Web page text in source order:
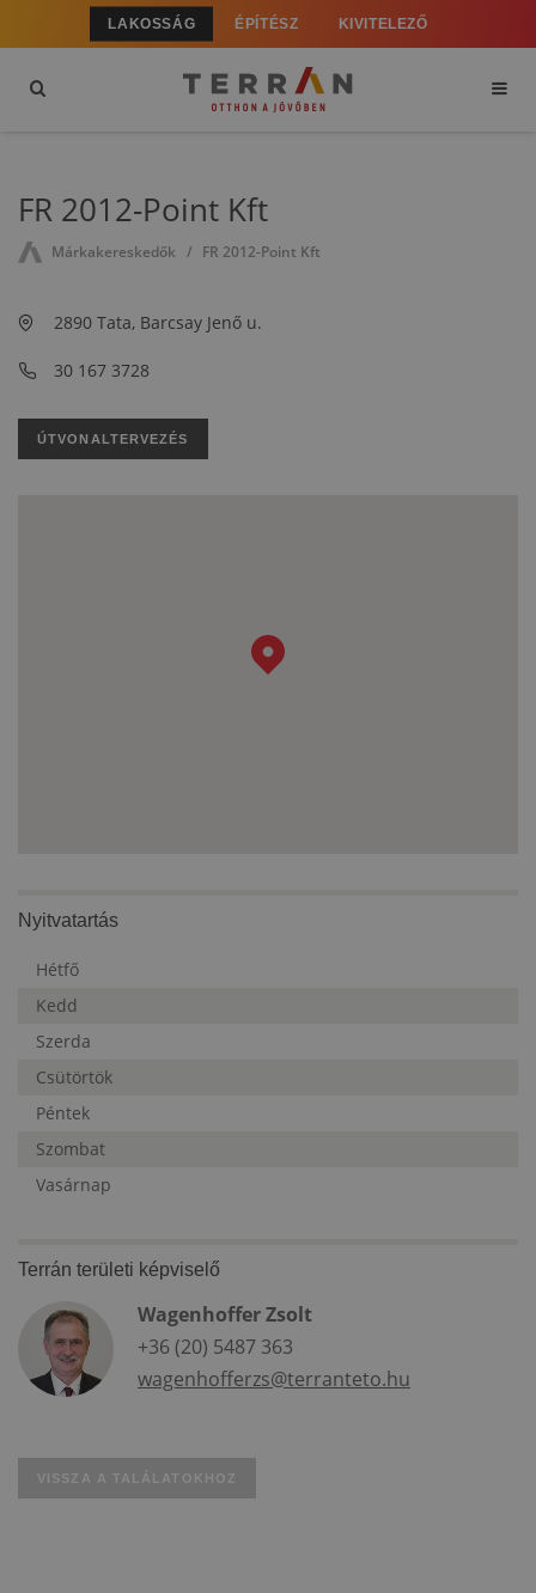
LAKOSSÁG ÉPÍTÉSZ KIVITELEZŐ
FR 2012-Point Kft
Márkakereskedők FR 2012-Point Kft
2890 Tata, Barcsay Jenő u.
30 167 3728
ÚTVONALTERVEZÉS
Nyitvatartás
Hétfő
Kedd
Szerda
Csütörtök
Péntek
Szombat
Vasárnap
Terrán területi képviselő
Wagenhoffer Zsolt
+36 (20) 5487 363
wagenhofferzs@terranteto.hu
VISSZA A TALÁLATOKHOZ